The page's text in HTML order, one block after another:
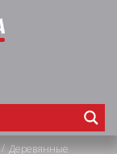
/ Деревянные